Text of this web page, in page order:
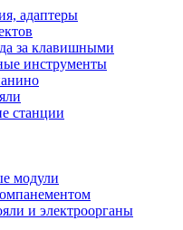
адаптеры
за клавишными
инструменты
станции
модули
и электроорганы